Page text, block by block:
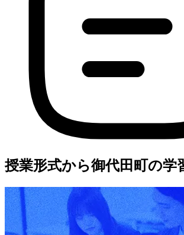
授業形式から御代田町の学